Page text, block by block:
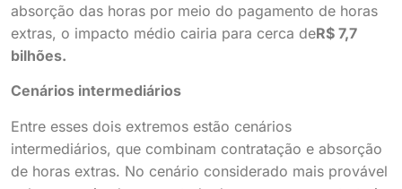
absorção das horas por meio do pagamento de horas
extras, o impacto médio cairia para cerca deR$ 7,7
bilhões.
Cenários intermediários
Entre esses dois extremos estão cenários
intermediários, que combinam contratação e absorção
de horas extras. No cenário considerado mais provável